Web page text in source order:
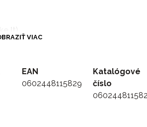
VIAC
EAN
0602448115829
Katalógové
číslo